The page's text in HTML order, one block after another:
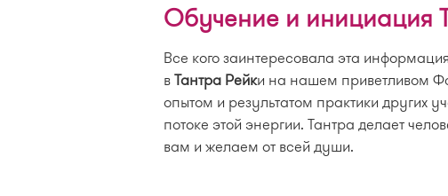
Обучение и инициация
Все кого заинтересовала эта
вТантра Рейки на нашем приветливом
опытом и результатом практики других
потоке этой энергии. Тантра делает
вам и желаем от всей души.